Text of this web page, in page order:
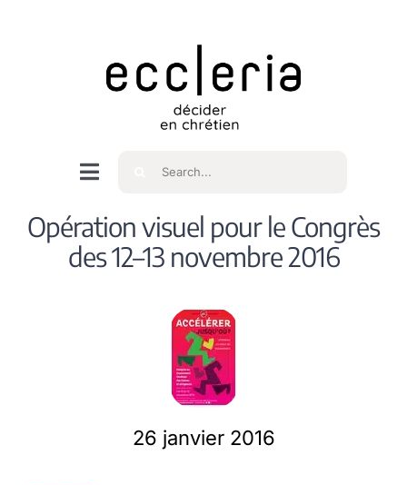
Navigation
bascule
Accueil
Rechercher
Opération visuel pour le Congrès
des 12–13 novembre 2016
26 janvier 2016